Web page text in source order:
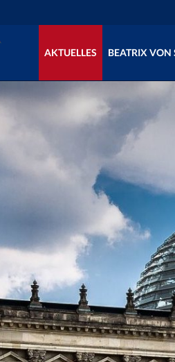
AKTUELLES BEATRIX VON